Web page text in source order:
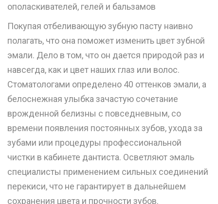
ополаскивателей, гелей и бальзамов
Покупая отбеливающую зубную пасту наивно
полагать, что она поможет изменить цвет зубной
эмали. Дело в том, что он дается природой раз и
навсегда, как и цвет наших глаз или волос.
Стоматологами определено 40 оттенков эмали, а
белоснежная улыбка зачастую сочетание
врожденной белизны с повседневным, со
времени появления постоянных зубов, ухода за
зубами или процедуры профессиональной
чистки в кабинете дантиста. Осветляют эмаль
специалисты применением сильных соединений
перекиси, что не гарантирует в дальнейшем
сохранения цвета и прочности зубов.